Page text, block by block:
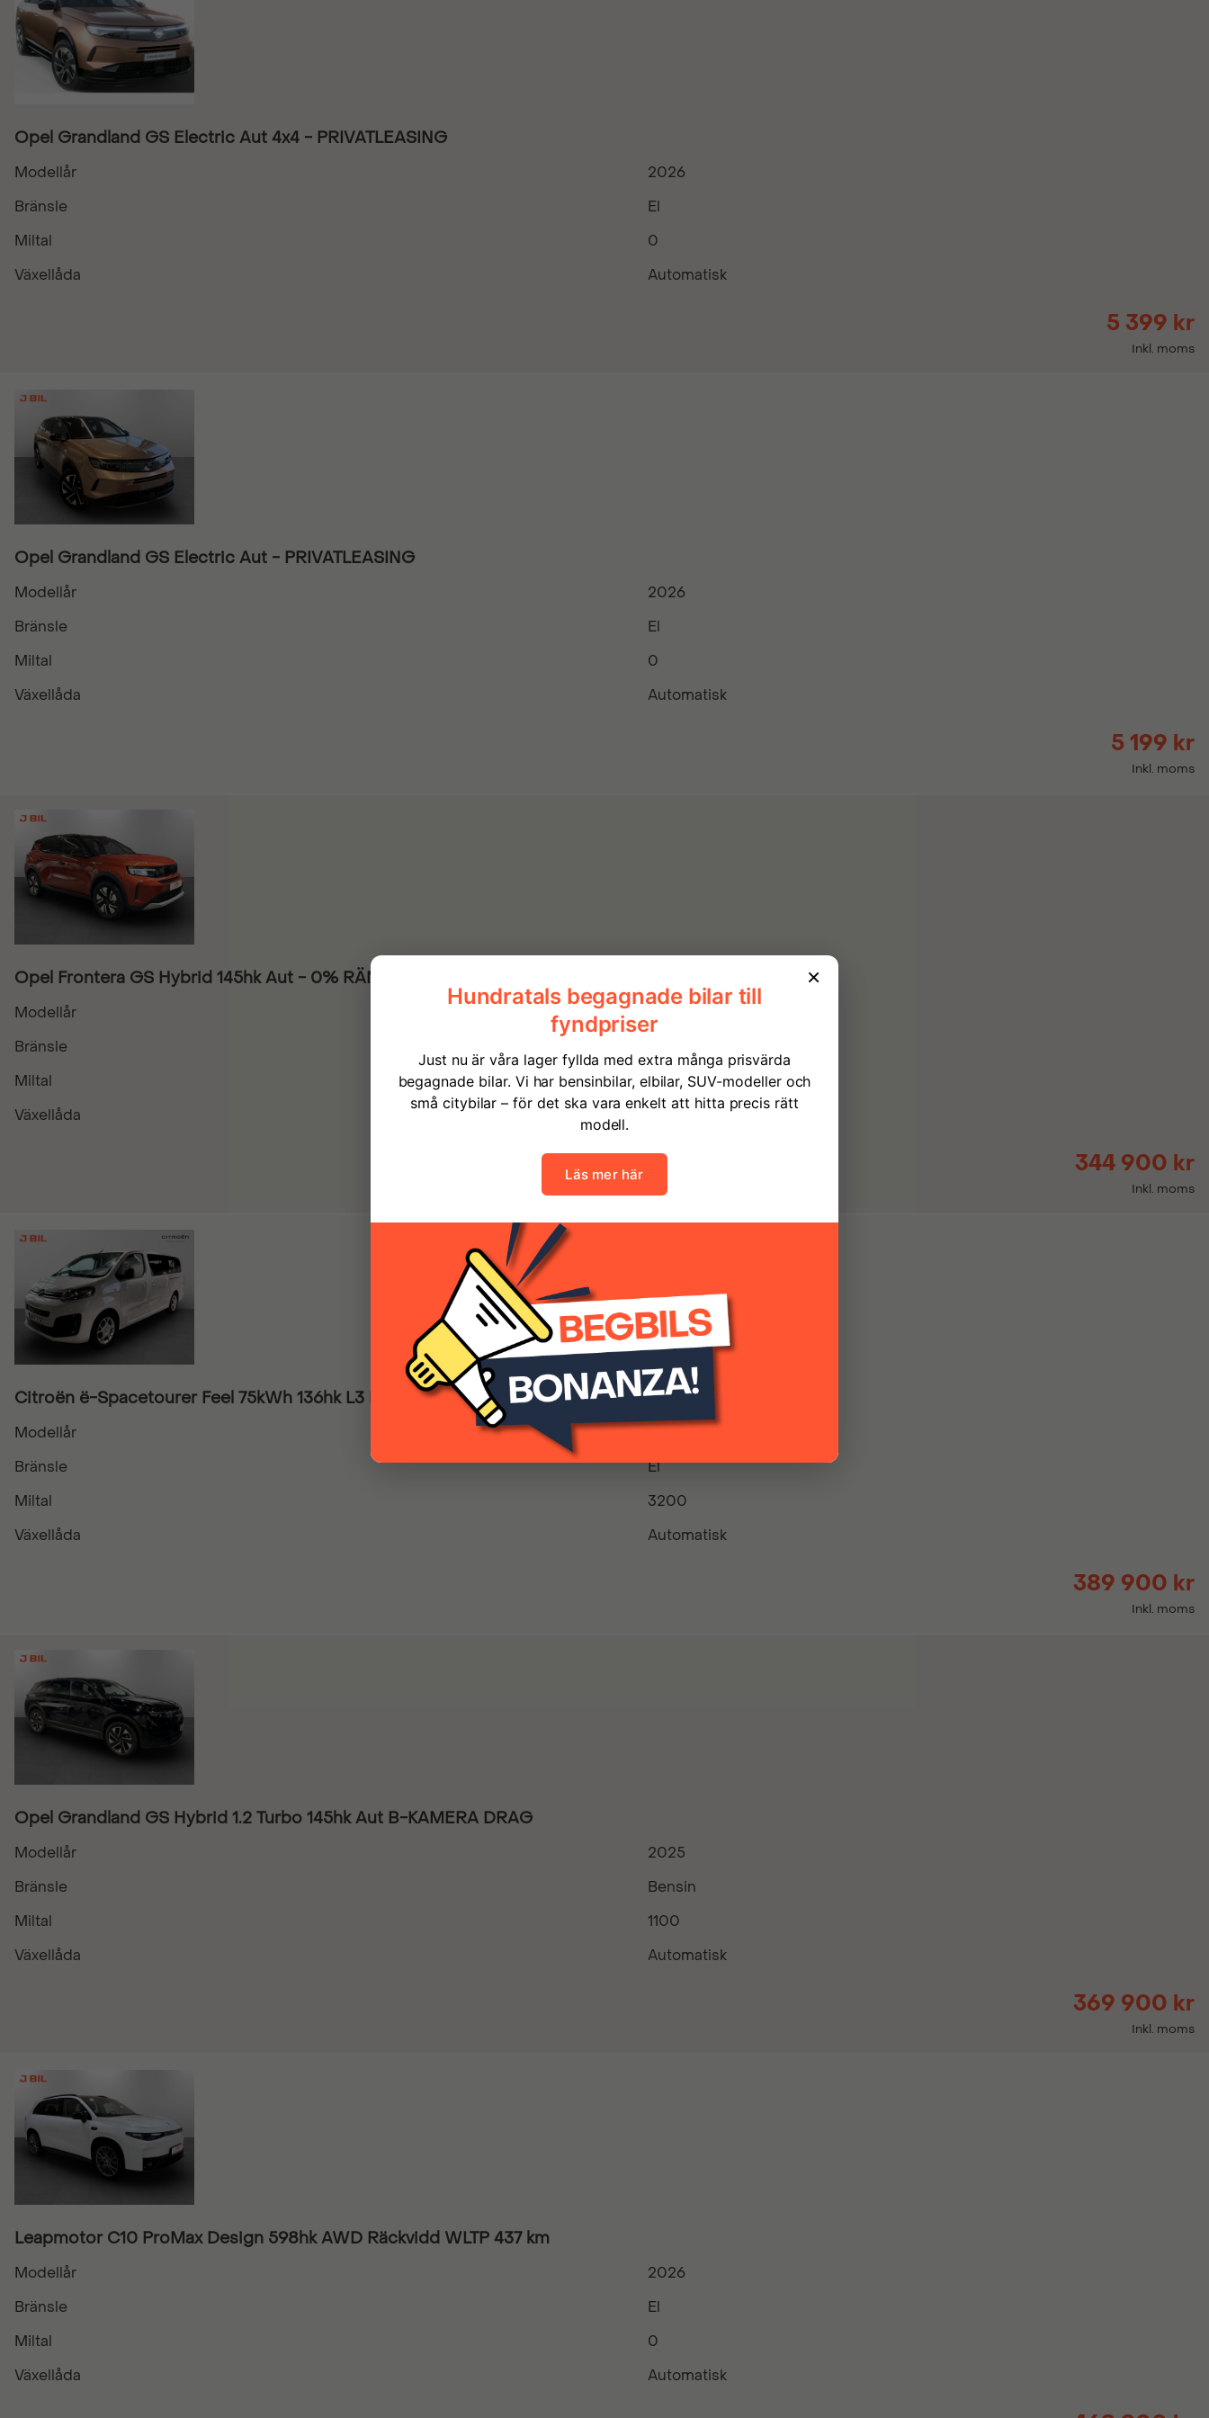
Opel Grandland GS Electric Aut 4x4 - PRIVATLEASING
Modellår
2026
Bränsle
El
Miltal
0
Växellåda
Automatisk
5 399 kr
Inkl. moms
Opel Grandland GS Electric Aut - PRIVATLEASING
Modellår
2026
Bränsle
El
Miltal
0
Växellåda
Automatisk
5 199 kr
Inkl. moms
Opel Frontera GS Hybrid 145hk Aut - 0% RÄNTA
Modellår
Bränsle
Miltal
0
Växellåda
Automatisk
344 900 kr
Inkl. moms
Citroën ë-Spacetourer Feel 75kWh 136hk L3 KAMPANJRÄNTA 3,99%
Modellår
2023
Bränsle
El
Miltal
3200
Växellåda
Automatisk
389 900 kr
Inkl. moms
Opel Grandland GS Hybrid 1.2 Turbo 145hk Aut B-KAMERA DRAG
Modellår
2025
Bränsle
Bensin
Miltal
1100
Växellåda
Automatisk
369 900 kr
Inkl. moms
Leapmotor C10 ProMax Design 598hk AWD Räckvidd WLTP 437 km
Modellår
2026
Bränsle
El
Miltal
0
Växellåda
Automatisk